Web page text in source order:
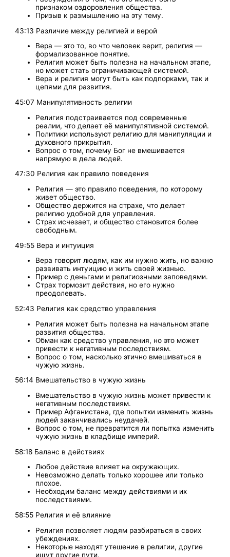
признаком оздоровления общества.
Призыв к размышлению на эту тему.
43:13 Различие между религией и верой
Вера — это то, во что человек верит, религия —
формализованное понятие.
Религия может быть полезна на начальном этапе,
но может стать ограничивающей системой.
Вера и религия могут быть как подпорками, так и
цепями для развития.
45:07 Манипулятивность религии
Религия подстраивается под современные
реалии, что делает её манипулятивной системой.
Политики используют религию для манипуляции и
духовного прикрытия.
Вопрос о том, почему Бог не вмешивается
напрямую в дела людей.
47:30 Религия как правило поведения
Религия — это правило поведения, по которому
живет общество.
Общество держится на страхе, что делает
религию удобной для управления.
Страх исчезает, и общество становится более
свободным.
49:55 Вера и интуиция
Вера говорит людям, как им нужно жить, но важно
развивать интуицию и жить своей жизнью.
Пример с деньгами и религиозными заповедями.
Страх тормозит действия, но его нужно
преодолевать.
52:43 Религия как средство управления
Религия может быть полезна на начальном этапе
развития общества.
Обман как средство управления, но это может
привести к негативным последствиям.
Вопрос о том, насколько этично вмешиваться в
чужую жизнь.
56:14 Вмешательство в чужую жизнь
Вмешательство в чужую жизнь может привести к
негативным последствиям.
Пример Афганистана, где попытки изменить жизнь
людей заканчивались неудачей.
Вопрос о том, не превратится ли попытка изменить
чужую жизнь в кладбище империй.
58:18 Баланс в действиях
Любое действие влияет на окружающих.
Невозможно делать только хорошее или только
плохое.
Необходим баланс между действиями и их
последствиями.
58:55 Религия и её влияние
Религия позволяет людям разбираться в своих
убеждениях.
Некоторые находят утешение в религии, другие
ищут другие пути.